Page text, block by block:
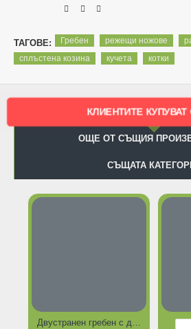
ТАГОВЕ: Гребен режещи ножове
сплъстена козина
кучета котки
КЛИЕНТИТЕ
ОЩЕ ОТ СЪЩИЯ
СЪЩАТА